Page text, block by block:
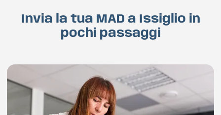
Invia la tua MAD a Issiglio in
pochi passaggi